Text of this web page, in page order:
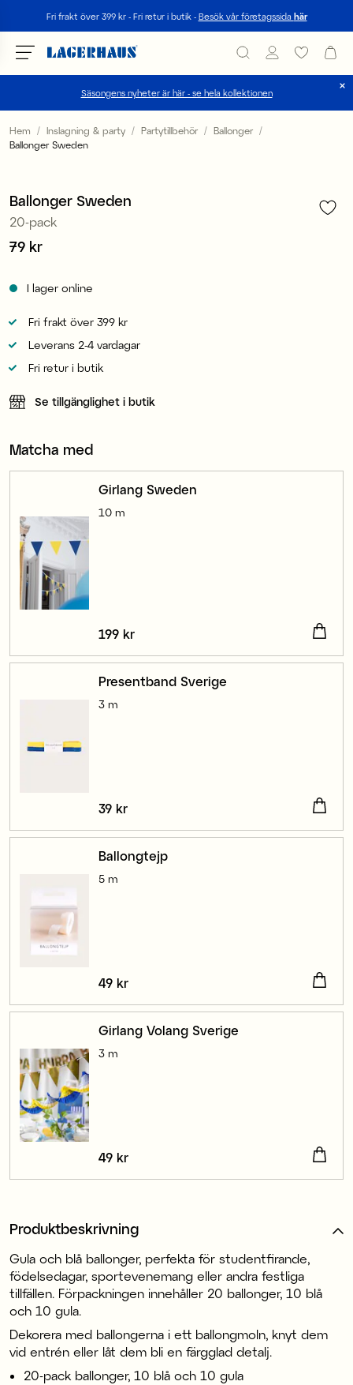
Fri frakt över 399 kr - Fri retur i butik - Besök vår företagssida här
Säsongens nyheter är här - se hela kollektionen
Välj språk / valuta
Hem Inslagning & party Partytillbehör
Ballonger
Ballonger Sweden
Ballonger Sweden
20-pack
Pris:79 kr
79 kr
I lager online
Fri frakt över 399 kr
Leverans 2-4 vardagar
Fri retur i butik
Se tillgänglighet i butik
Matcha med
Girlang Sweden
10 m
Pris :199 kr
199 kr
Presentband Sverige
3 m
Pris:
39 kr
Ballongtejp
5 m
Pris:49 kr
49 kr
Girlang Volang Sverige
3 m
Pris:49 kr
49 kr
Produktbeskrivning
Gula och blå ballonger, perfekta för studentfirande,
födelsedagar, sportevenemang eller andra festliga
tillfällen. Förpackningen innehåller 20 ballonger, 10 blå
och 10 gula.
Dekorera med ballongerna i ett ballongmoln, knyt dem
vid entrén eller låt dem bli en färgglad detalj.
20-pack ballonger, 10 blå och 10 gula